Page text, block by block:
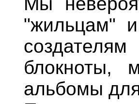
"жильцам"
блокноты,
альбомы